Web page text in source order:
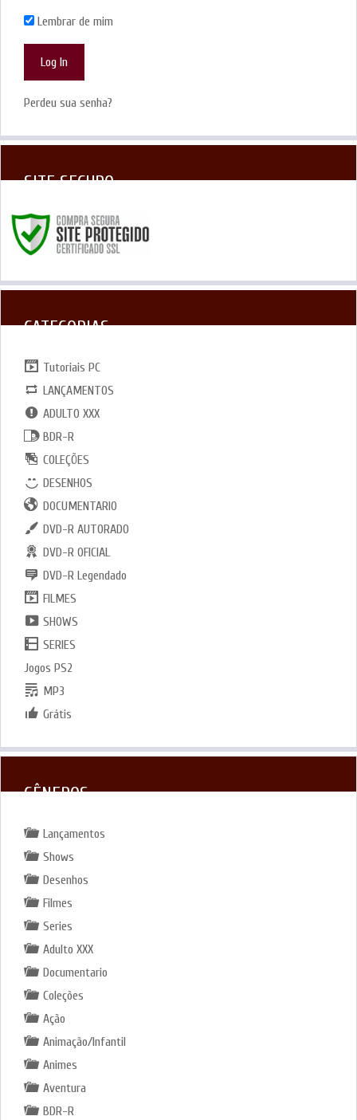
Lembrar de mim
Perdeu sua senha?
SITE SEGURO
CATEGORIAS
Tutoriais PC
LANÇAMENTOS
ADULTO XXX
BDR-R
COLEÇÕES
DESENHOS
DOCUMENTARIO
DVD-R AUTORADO
DVD-R OFICIAL
DVD-R Legendado
FILMES
SHOWS
SERIES
Jogos PS2
MP3
Grátis
GÊNEROS
Lançamentos
Shows
Desenhos
Filmes
Series
Adulto XXX
Documentario
Coleções
Ação
Animação/Infantil
Animes
Aventura
BDR-R